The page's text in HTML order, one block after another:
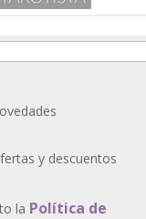
y descuentos
la Política de